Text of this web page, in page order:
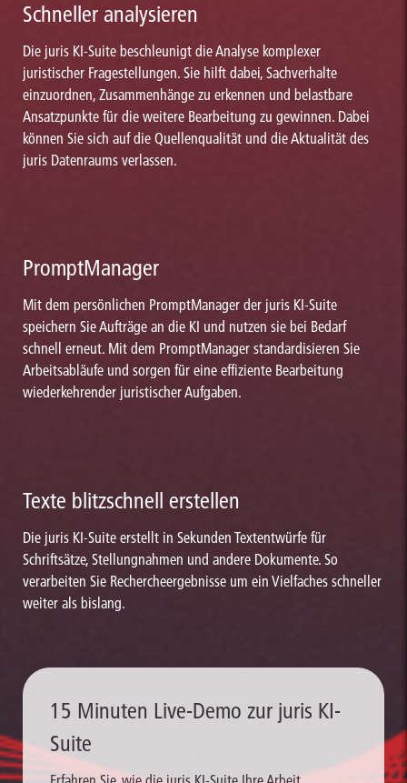
Schneller analysieren
Die juris KI-Suite beschleunigt die Analyse komplexer
juristischer Fragestellungen. Sie hilft dabei, Sachverhalte
einzuordnen, Zusammenhänge zu erkennen und belastbare
Ansatzpunkte für die weitere Bearbeitung zu gewinnen. Dabei
können Sie sich auf die Quellenqualität und die Aktualität des
juris Datenraums verlassen.
PromptManager
Mit dem persönlichen PromptManager der juris KI-Suite
speichern Sie Aufträge an die KI und nutzen sie bei Bedarf
schnell erneut. Mit dem PromptManager standardisieren Sie
Arbeitsabläufe und sorgen für eine effiziente Bearbeitung
wiederkehrender juristischer Aufgaben.
Texte blitzschnell erstellen
Die juris KI-Suite erstellt in Sekunden Textentwürfe für
Schriftsätze, Stellungnahmen und andere Dokumente. So
verarbeiten Sie Rechercheergebnisse um ein Vielfaches schneller
weiter als bislang.
15 Minuten Live-Demo zur juris KI-
Suite